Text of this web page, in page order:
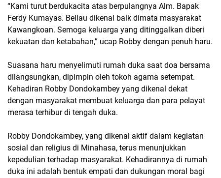
“Kami turut berdukacita atas berpulangnya Alm. Bapak
Ferdy Kumayas. Beliau dikenal baik dimata masyarakat
Kawangkoan. Semoga keluarga yang ditinggalkan diberi
kekuatan dan ketabahan,” ucap Robby dengan penuh haru.
Suasana haru menyelimuti rumah duka saat doa bersama
dilangsungkan, dipimpin oleh tokoh agama setempat.
Kehadiran Robby Dondokambey yang dikenal dekat
dengan masyarakat membuat keluarga dan para pelayat
merasa terhibur di tengah duka.
Robby Dondokambey, yang dikenal aktif dalam kegiatan
sosial dan religius di Minahasa, terus menunjukkan
kepedulian terhadap masyarakat. Kehadirannya di rumah
duka ini adalah bentuk empati dan dukungan moral bagi